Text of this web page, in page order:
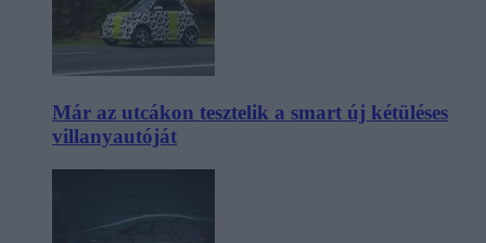
Már az utcákon tesztelik a smart új kétüléses
villanyautóját